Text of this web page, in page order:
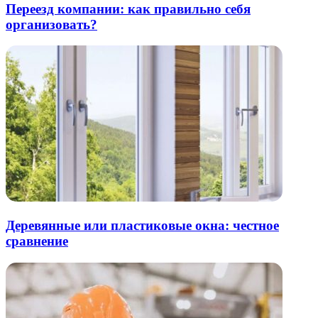
Переезд компании: как правильно себя
организовать?
Деревянные или пластиковые окна: честное
сравнение